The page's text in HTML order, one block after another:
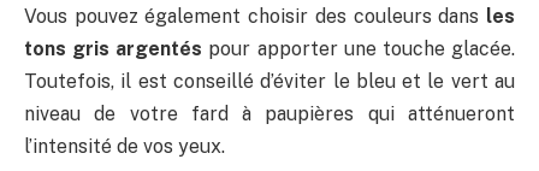
Vous pouvez également choisir des couleurs dans les
tons gris argentés pour apporter une touche glacée.
Toutefois, il est conseillé d’éviter le bleu et le vert au
niveau de votre fard à paupières qui atténueront
l’intensité de vos yeux.